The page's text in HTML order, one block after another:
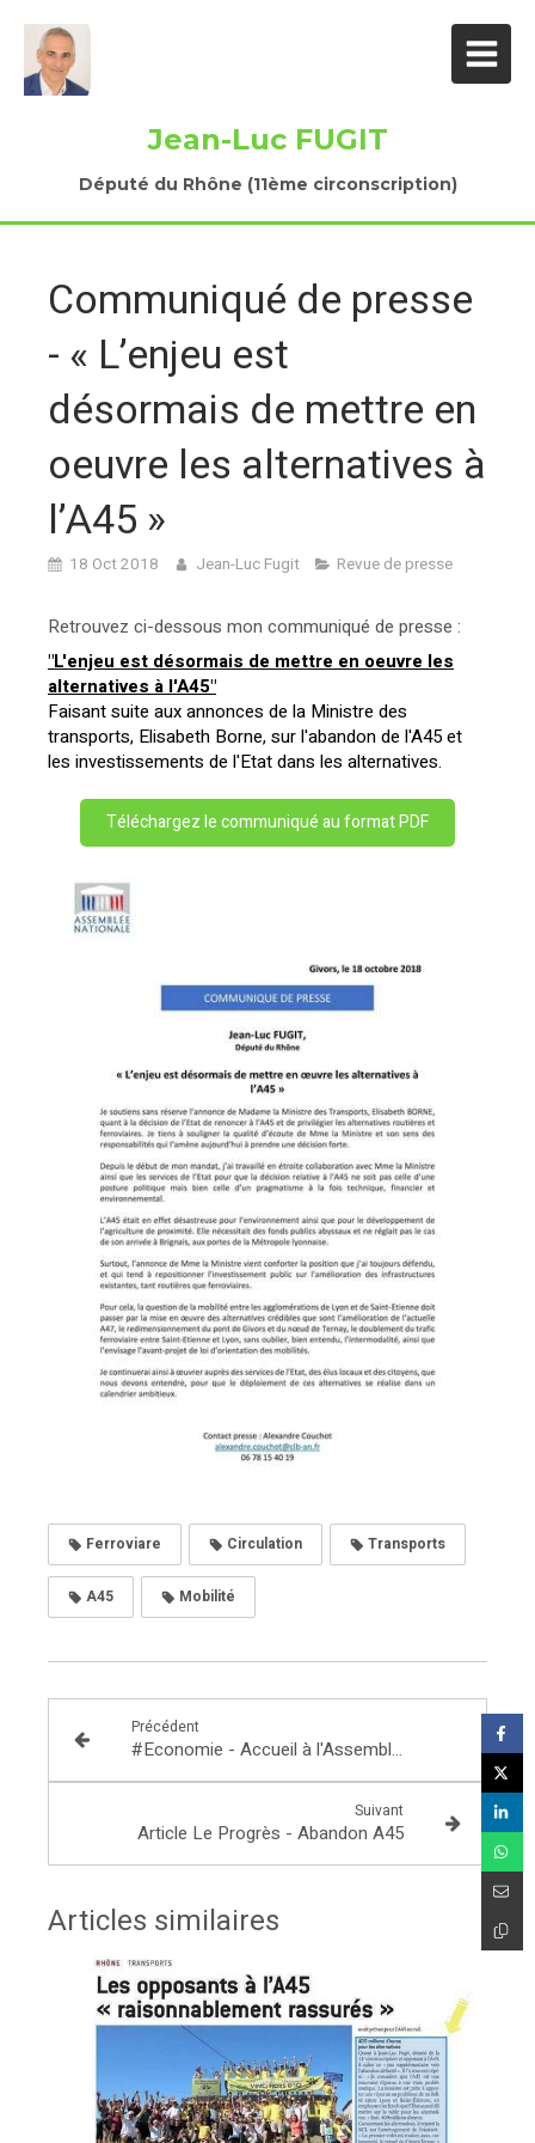
Jean-Luc FUGIT
Député du Rhône (11ème circonscription)
Communiqué de presse
- « L’enjeu est
désormais de mettre en
oeuvre les alternatives à
l’A45 »
18 Oct 2018 Jean-Luc Fugit Revue de presse
Retrouvez ci-dessous mon communiqué de presse :
"L'enjeu est désormais de mettre en oeuvre les
alternatives à l'A45"
Faisant suite aux annonces de la Ministre des
transports, Elisabeth Borne, sur l'abandon de l'A45 et
les investissements de l'Etat dans les alternatives.
Téléchargez le communiqué au format PDF
Ferroviare Circulation Transports
A45 Mobilité
Précédent
#Economie - Accueil à l'Assemblée d'une délégation de jeunes entrepreneurs du Rhône
Suivant
Article Le Progrès - Abandon A45
Articles similaires